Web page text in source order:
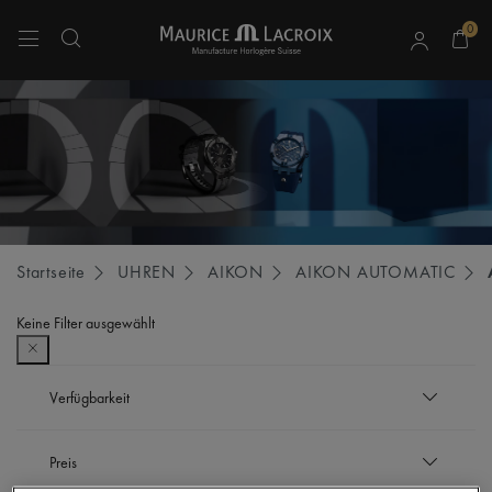
0
Verwenden Sie die Pfeiltasten nach oben und unten, um durch die
Startseite UHREN AIKON AIKON AUTOMATIC
Keine Filter ausgewählt
Verfügbarkeit
Preis